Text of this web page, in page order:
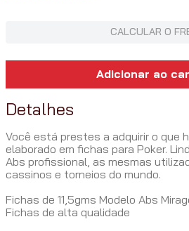
CALCULAR O
Adicionar ao
Detalhes
Você está prestes a adquirir o que
elaborado em fichas para Poker.
Abs profissional, as mesmas
cassinos e torneios do mundo.
Fichas de 11,5gms Modelo Abs
Fichas de alta qualidade